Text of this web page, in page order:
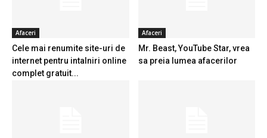
Afaceri
Cele mai renumite site-uri de
internet pentru intalniri online
complet gratuit...
Afaceri
Mr. Beast, YouTube Star, vrea
sa preia lumea afacerilor